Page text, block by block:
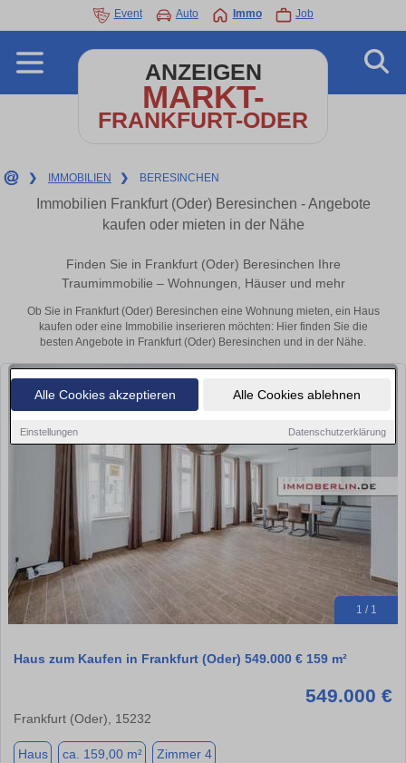
Alle Cookies akzeptieren Alle Cookies ablehnen
Einstellungen Datenschutzerklärung
Event Auto Immo Job
ANZEIGEN
MARKT-
FRANKFURT-ODER
❯ IMMOBILIEN ❯ BERESINCHEN
Immobilien Frankfurt (Oder) Beresinchen - Angebote
kaufen oder mieten in der Nähe
Finden Sie in Frankfurt (Oder) Beresinchen Ihre
Traumimmobilie – Wohnungen, Häuser und mehr
Ob Sie in Frankfurt (Oder) Beresinchen eine Wohnung mieten, ein Haus
kaufen oder eine Immobilie inserieren möchten: Hier finden Sie die
besten Angebote in Frankfurt (Oder) Beresinchen und in der Nähe.
1 / 1
Haus zum Kaufen in Frankfurt (Oder) 549.000 € 159 m²
549.000 €
Frankfurt (Oder), 15232
Haus ca. 159,00 m² Zimmer 4